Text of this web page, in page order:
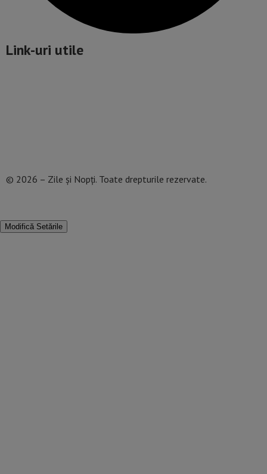
Link-uri utile
© 2026 – Zile și Nopți. Toate drepturile rezervate.
Modifică Setările